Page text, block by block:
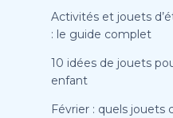
Activités et jouets
: le guide complet
10 idées de jouets
enfant
Février : quels jouets